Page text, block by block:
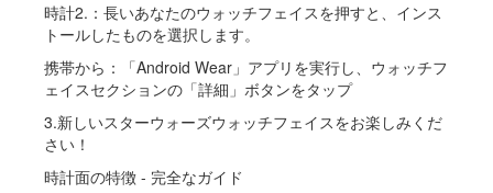
時計2.：長いあなたのウォッチフェイスを押すと、インス
トールしたものを選択します。
携帯から：「Android Wear」アプリを実行し、ウォッチフ
ェイスセクションの「詳細」ボタンをタップ
3.新しいスターウォーズウォッチフェイスをお楽しみくだ
さい！
時計面の特徴 - 完全なガイド